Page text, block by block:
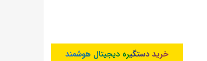
خرید دستگیره دیجیتال هوشمند